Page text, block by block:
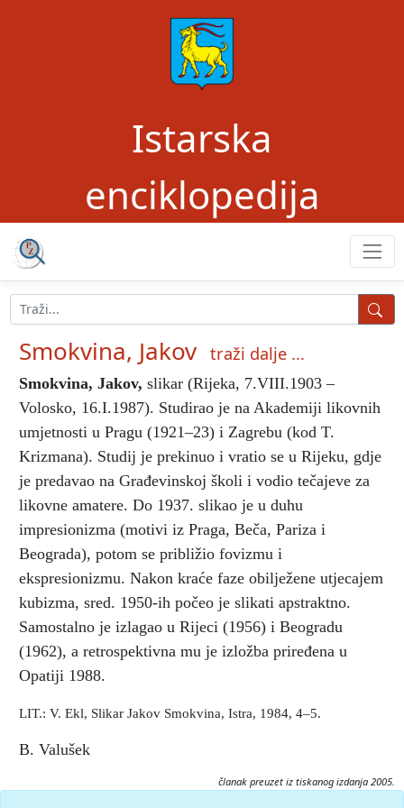
Istarska
enciklopedija
Smokvina, Jakov traži dalje ...
Smokvina, Jakov, slikar (Rijeka, 7.VIII.1903 –
Volosko, 16.I.1987). Studirao je na Akademiji likovnih
umjetnosti u Pragu (1921–23) i Zagrebu (kod T.
Krizmana). Studij je prekinuo i vratio se u Rijeku, gdje
je predavao na Građevinskoj školi i vodio tečajeve za
likovne amatere. Do 1937. slikao je u duhu
impresionizma (motivi iz Praga, Beča, Pariza i
Beograda), potom se približio fovizmu i
ekspresionizmu. Nakon kraće faze obilježene utjecajem
kubizma, sred. 1950-ih počeo je slikati apstraktno.
Samostalno je izlagao u Rijeci (1956) i Beogradu
(1962), a retrospektivna mu je izložba priređena u
Opatiji 1988.
LIT.: V. Ekl, Slikar Jakov Smokvina, Istra, 1984, 4–5.
B. Valušek
članak preuzet iz tiskanog izdanja 2005.